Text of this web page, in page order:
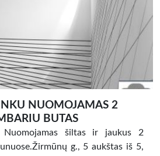
NUOMOJAMAS 2
BUTAS
Nuomojamas šiltas ir jaukus 2
g., 5 aukštas iš 5,